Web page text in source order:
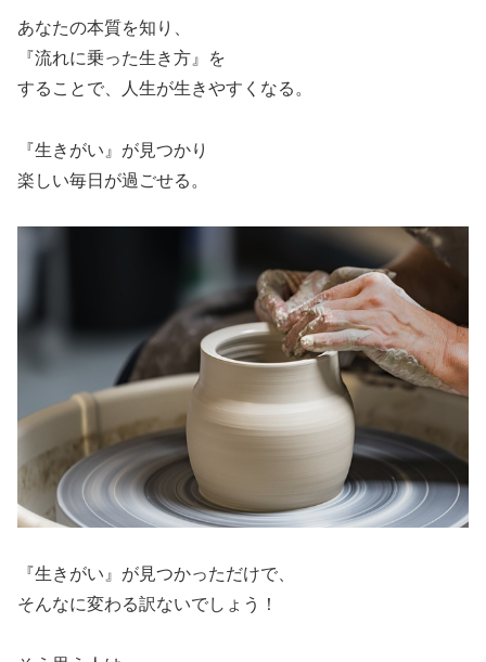
あなたの本質を知り、
『流れに乗った生き方』を
することで、人生が生きやすくなる。
『生きがい』が見つかり
楽しい毎日が過ごせる。
『生きがい』が見つかっただけで、
そんなに変わる訳ないでしょう！